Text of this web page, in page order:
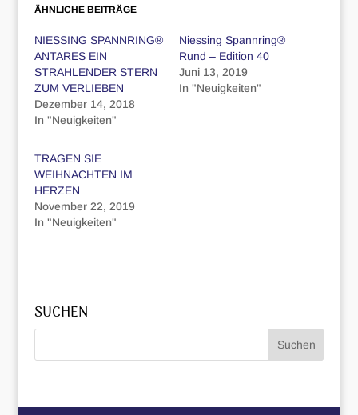
ÄHNLICHE BEITRÄGE
NIESSING SPANNRING®
ANTARES EIN
STRAHLENDER STERN
ZUM VERLIEBEN
Dezember 14, 2018
In "Neuigkeiten"
Niessing Spannring®
Rund – Edition 40
Juni 13, 2019
In "Neuigkeiten"
TRAGEN SIE
WEIHNACHTEN IM
HERZEN
November 22, 2019
In "Neuigkeiten"
SUCHEN